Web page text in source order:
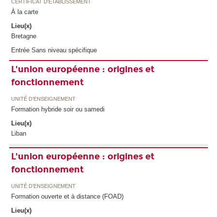
CERTIFICAT D'ÉTABLISSEMENT
À la carte
Lieu(x)
Bretagne
Entrée Sans niveau spécifique
L'union européenne : origines et
fonctionnement
UNITÉ D’ENSEIGNEMENT
Formation hybride soir ou samedi
Lieu(x)
Liban
L'union européenne : origines et
fonctionnement
UNITÉ D’ENSEIGNEMENT
Formation ouverte et à distance (FOAD)
Lieu(x)